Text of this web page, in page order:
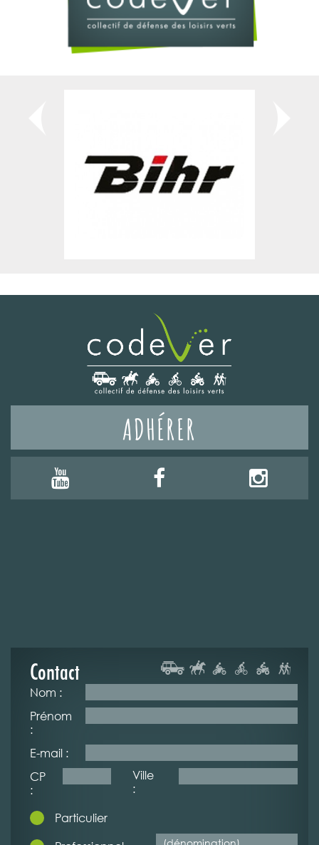
ADHÉRER
Contact
Nom :
Prénom
:
E-mail :
CP
:
Ville
:
Particulier